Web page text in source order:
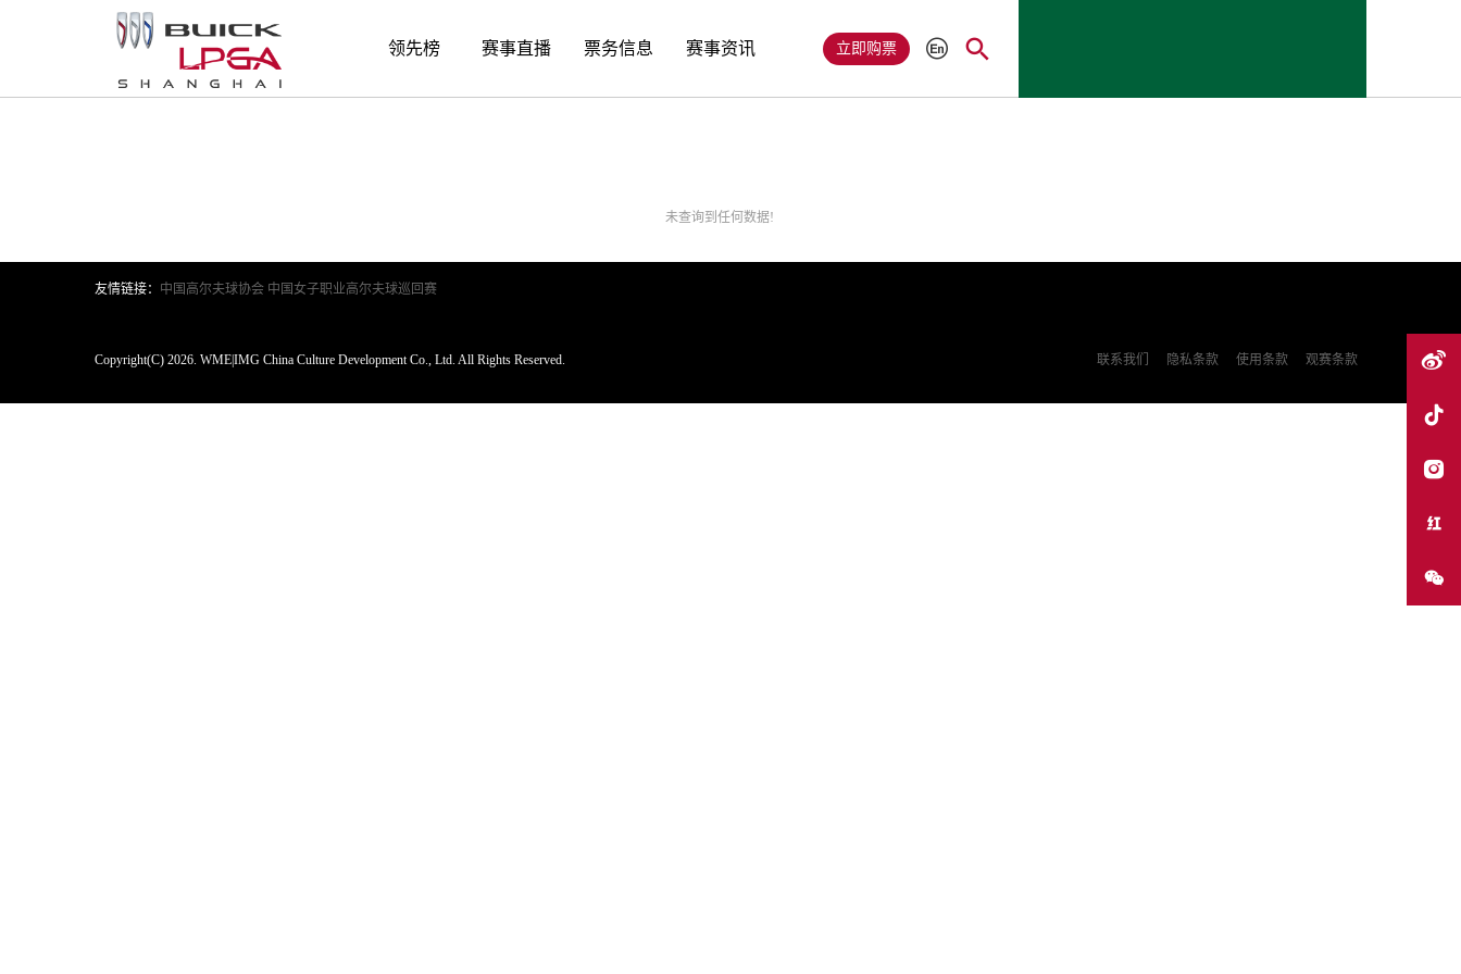
领先榜 赛事直播 票务信息 赛事资讯 立即购票
搜索结果
未查询到任何数据!
友情链接： 中国高尔夫球协会 中国女子职业高尔夫球巡回赛
联系我们 隐私条款 使用条款 观赛条款
Copyright(C) 2026. WME|IMG China Culture Development Co., Ltd. All Rights Reserved.